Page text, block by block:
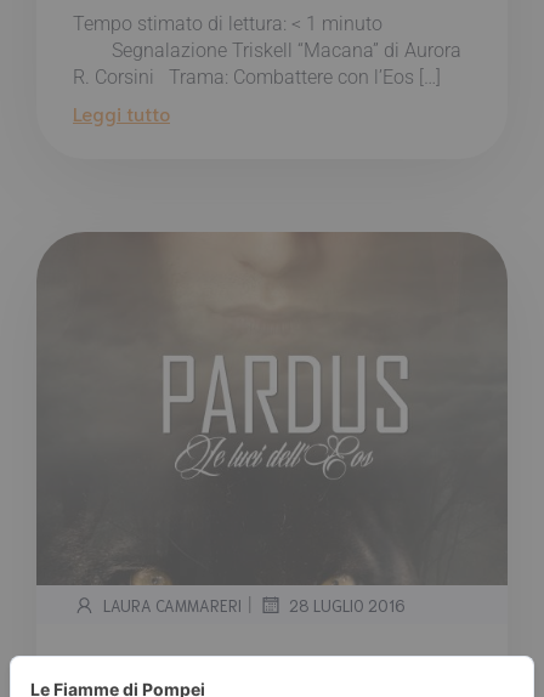
Tempo stimato di lettura: < 1 minuto
Segnalazione Triskell “Macana” di Aurora
R. Corsini Trama: Combattere con l’Eos […]
Leggi tutto
LAURA CAMMARERI | 28 LUGLIO 2016
“Pardus – Le Luci dell’Eos Vol. 1”